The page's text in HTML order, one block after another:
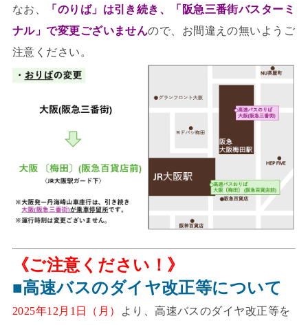
なお、
「のりば」は引き続き、「阪急三番街バスターミ
ナル」で変更ございませんので、お間違えの無いようご
注意ください。
《ご注意ください！》
■高速バスのダイヤ改正等について
2025年12月1日（月）
より、高速バスのダイヤ改正等を